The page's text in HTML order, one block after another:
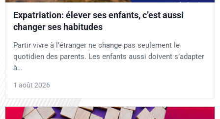
Expatriation: élever ses enfants, c’est aussi
changer ses habitudes
Partir vivre à l’étranger ne change pas seulement le
quotidien des parents. Les enfants aussi doivent s’adapter
à…
1 août 2026